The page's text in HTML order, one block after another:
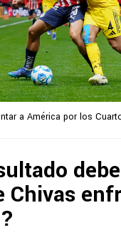
a América por los
Chivas